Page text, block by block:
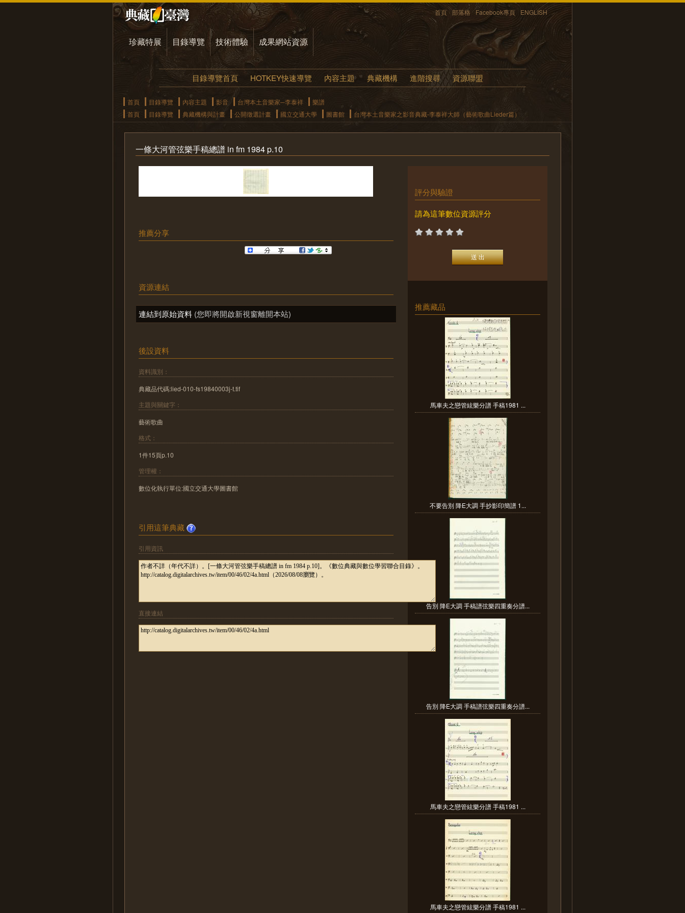
首頁 部落格 Facebook專頁 ENGLISH
珍藏特展 目錄導覽 技術體驗 成果網站資源
目錄導覽首頁 HOTKEY快速導覽 內容主題 典藏機構 進階搜尋 資源聯盟
首頁 目錄導覽 內容主題 影音 台灣本土音樂家─李泰祥
樂譜
首頁
目錄導覽 典藏機構與計畫 公開徵選計畫 國立交通大學 圖書館 台灣本土音樂家之影音典藏-李泰祥大師（藝術歌曲Lieder篇）
一條大河管弦樂手稿總譜 in fm 1984 p.10
推薦分享
資源連結
連結到原始資料 (您即將開啟新視窗離開本站)
後設資料
資料識別：
典藏品代碼:lied-010-fs19840003j-t.tif
主題與關鍵字：
藝術歌曲
格式：
1件15頁p.10
管理權：
數位化執行單位:國立交通大學圖書館
引用這筆典藏
引用資訊
直接連結
評分與驗證
請為這筆數位資源評分
推薦藏品
馬車夫之戀管絃樂分譜 手稿1981 ...
不要告別 降E大調 手抄影印簡譜 1...
告別 降E大調 手稿譜弦樂四重奏分譜...
告別 降E大調 手稿譜弦樂四重奏分譜...
馬車夫之戀管絃樂分譜 手稿1981 ...
馬車夫之戀管絃樂分譜 手稿1981 ...